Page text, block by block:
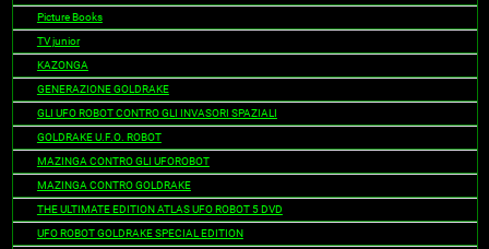
Picture Books
TV junior
KAZONGA
GENERAZIONE GOLDRAKE
GLI UFO ROBOT CONTRO GLI INVASORI SPAZIALI
GOLDRAKE U.F.O. ROBOT
MAZINGA CONTRO GLI UFOROBOT
MAZINGA CONTRO GOLDRAKE
THE ULTIMATE EDITION ATLAS UFO ROBOT 5 DVD
UFO ROBOT GOLDRAKE SPECIAL EDITION